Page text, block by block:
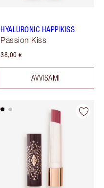
HYALURONIC HAPPIKISS
Passion Kiss
38,00 €
AVVISAMI